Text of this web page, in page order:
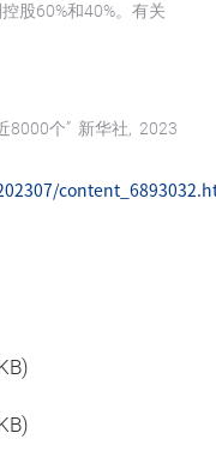
股60%和40%。有关
8000个” 新华社, 2023